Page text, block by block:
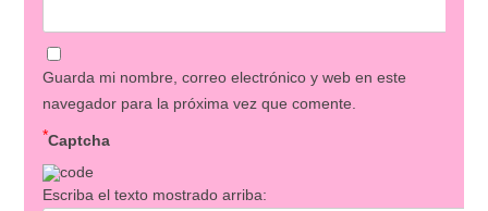
Guarda mi nombre, correo electrónico y web en este
navegador para la próxima vez que comente.
Captcha
*
Escriba el texto mostrado arriba: